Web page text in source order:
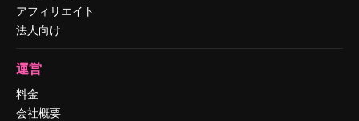
アフィリエイト
法人向け
運営
料金
会社概要